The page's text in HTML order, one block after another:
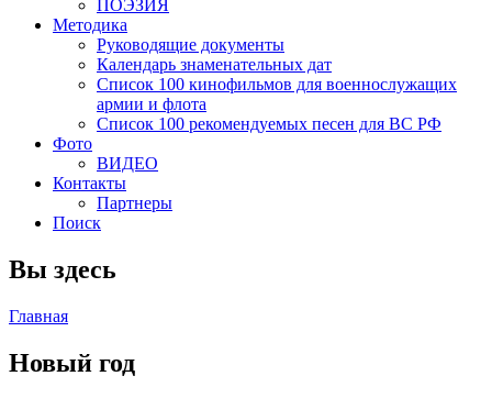
ПОЭЗИЯ
Методика
Руководящие документы
Календарь знаменательных дат
Список 100 кинофильмов для военнослужащих
армии и флота
Список 100 рекомендуемых песен для ВС РФ
Фото
ВИДЕО
Контакты
Партнеры
Поиск
Вы здесь
Главная
Новый год